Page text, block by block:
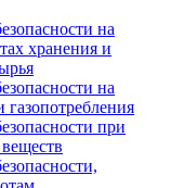
на
хранения и
на
газопотребления
при